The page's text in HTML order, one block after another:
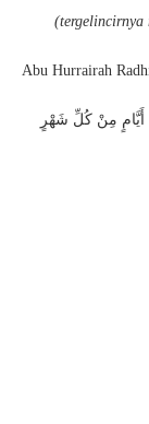
(tergelincirnya
Abu Hurrairah
أَيَّامٍ مِنْ كُلِّ شَهْرٍ